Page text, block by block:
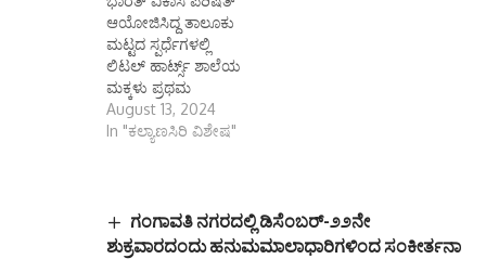
ಆಯೋಜಿಸಿದ್ದ ತಾಲೂಕು
ಮಟ್ಟದ ಸ್ಪರ್ಧೆಗಳಲ್ಲಿ
ಲಿಟಲ್ ಹಾರ್ಟ್ಸ್ ಶಾಲೆಯ
ಮಕ್ಕಳು ಪ್ರಥಮ
August 13, 2024
In "ಕಲ್ಯಾಣಸಿರಿ ವಿಶೇಷ"
ಗಂಗಾವತಿ ನಗರದಲ್ಲಿ ಡಿಸೆಂಬರ್-೨೨ನೇ
ಶುಕ್ರವಾರದಂದು ಹನುಮಮಾಲಾಧಾರಿಗಳಿಂದ ಸಂಕೀರ್ತನಾ